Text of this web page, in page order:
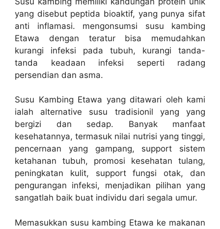
yang disebut peptida bioaktif, yang punya sifat
anti inflamasi. mengonsumsi susu kambing
Etawa dengan teratur bisa memudahkan
kurangi infeksi pada tubuh, kurangi tanda-
tanda keadaan infeksi seperti radang
persendian dan asma.
Susu Kambing Etawa yang ditawari oleh kami
ialah alternative susu tradisionil yang yang
bergizi dan sedap. Banyak manfaat
kesehatannya, termasuk nilai nutrisi yang tinggi,
pencernaan yang gampang, support sistem
ketahanan tubuh, promosi kesehatan tulang,
peningkatan kulit, support fungsi otak, dan
pengurangan infeksi, menjadikan pilihan yang
sangatlah baik buat individu dari segala umur.
Memasukkan susu kambing Etawa ke makanan